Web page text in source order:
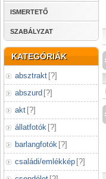
ISMERTETŐ
SZABÁLYZAT
KATEGÓRIÁK
absztrakt [?]
abszurd [?]
akt [?]
állatfotók [?]
barlangfotók [?]
családi/emlékkép [?]